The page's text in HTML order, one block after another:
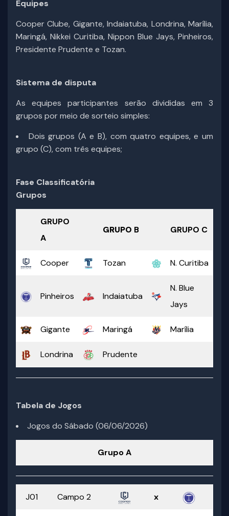
Equipes
Cooper Clube, Gigante, Indaiatuba, Londrina, Marília,
Maringá, Nikkei Curitiba, Nippon Blue Jays, Pinheiros,
Presidente Prudente e Tozan.
Sistema de disputa
As equipes participantes serão divididas em 3
grupos por meio de sorteio simples:
Dois grupos (A e B), com quatro equipes, e um
grupo (C), com três equipes;
Fase Classificatória
Grupos
GRUPO
A
GRUPO B GRUPO C
Cooper Tozan N. Curitiba
Pinheiros Indaiatuba
N. Blue
Jays
Gigante Maringá Marília
Londrina Prudente
Tabela de Jogos
Jogos do Sábado (06/06/2026)
Grupo A
J01 Campo 2 x